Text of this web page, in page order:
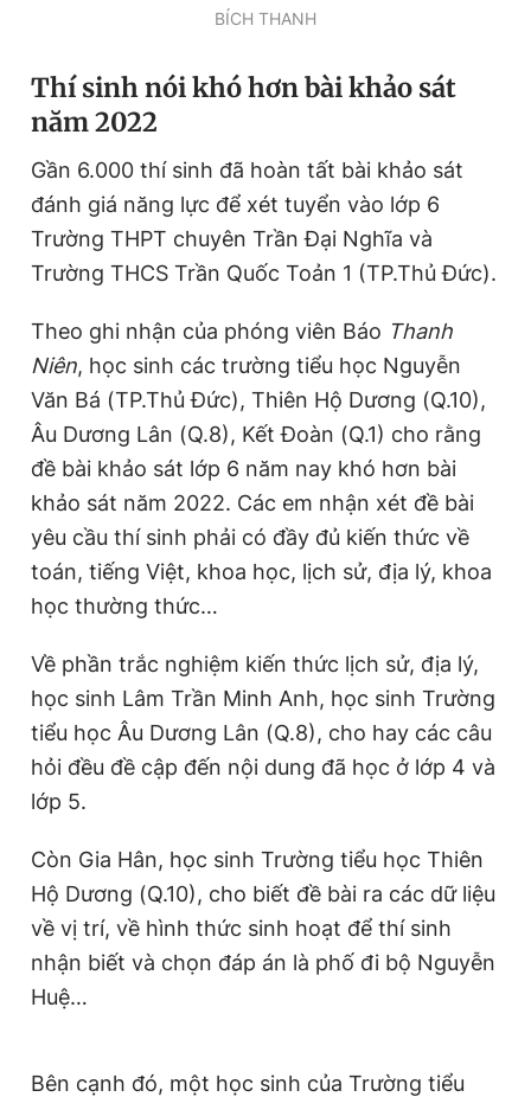
0906 645 777 0908 780 404
Tổng biên tập: Nguyễn Ngọc Toàn
Phó tổng biên tập thường trực: Hải Thành
Phó tổng biên tập: Lâm Hiếu Dũng
Phó tổng biên tập: Trần Việt Hưng
Tổng thư ký tòa soạn: Đức Trung
Giấy phép xuất bản số 110/GP - BTTTT cấp ngày 24.3.2020
© 2003-2026 Bản quyền thuộc về Báo Thanh Niên. Cấm sao
chép dưới mọi hình thức nếu không có sự chấp thuận bằng văn
bản. Phát triển bởi ePi Technologies, JSC.
BÍCH THANH
Thí sinh nói khó hơn bài khảo sát
năm 2022
Gần 6.000 thí sinh đã hoàn tất bài khảo sát
đánh giá năng lực để xét tuyển vào lớp 6
Trường THPT chuyên Trần Đại Nghĩa và
Trường THCS Trần Quốc Toản 1 (TP.Thủ Đức).
Theo ghi nhận của phóng viên Báo Thanh
Niên, học sinh các trường tiểu học Nguyễn
Văn Bá (TP.Thủ Đức), Thiên Hộ Dương (Q.10),
Âu Dương Lân (Q.8), Kết Đoàn (Q.1) cho rằng
đề bài khảo sát lớp 6 năm nay khó hơn bài
khảo sát năm 2022. Các em nhận xét đề bài
yêu cầu thí sinh phải có đầy đủ kiến thức về
toán, tiếng Việt, khoa học, lịch sử, địa lý, khoa
học thường thức…
Về phần trắc nghiệm kiến thức lịch sử, địa lý,
học sinh Lâm Trần Minh Anh, học sinh Trường
tiểu học Âu Dương Lân (Q.8), cho hay các câu
hỏi đều đề cập đến nội dung đã học ở lớp 4 và
lớp 5.
Còn Gia Hân, học sinh Trường tiểu học Thiên
Hộ Dương (Q.10), cho biết đề bài ra các dữ liệu
về vị trí, về hình thức sinh hoạt để thí sinh
nhận biết và chọn đáp án là phố đi bộ Nguyễn
Huệ…
Bên cạnh đó, một học sinh của Trường tiểu